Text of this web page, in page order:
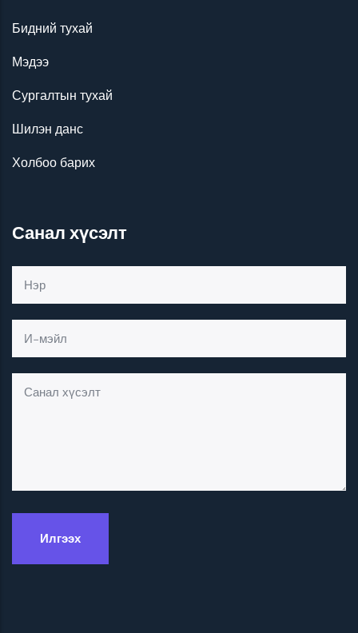
Бидний тухай
Мэдээ
Сургалтын тухай
Шилэн данс
Холбоо барих
Санал хүсэлт